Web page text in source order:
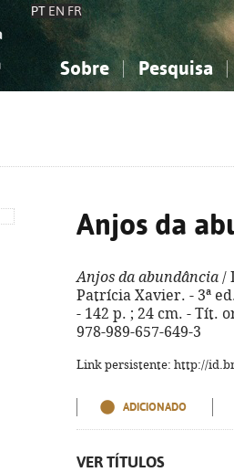
PT EN FR
Sobre Pesquisa
Anjos da
Anjos da abundância /
Patrícia Xavier. - 3ª
- 142 p. ; 24 cm. - Tít.
978-989-657-649-3
Link persistente: http://
ADICIONADO
VER TÍTULOS